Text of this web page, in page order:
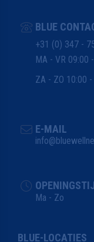
BLUE
+31 (0) 347 -
MA - VR 09:00
ZA - ZO 10:00
E-MAIL
Ma - Zo
BLUE-LOCATIES